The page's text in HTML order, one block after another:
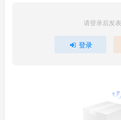
请登录后发
登录